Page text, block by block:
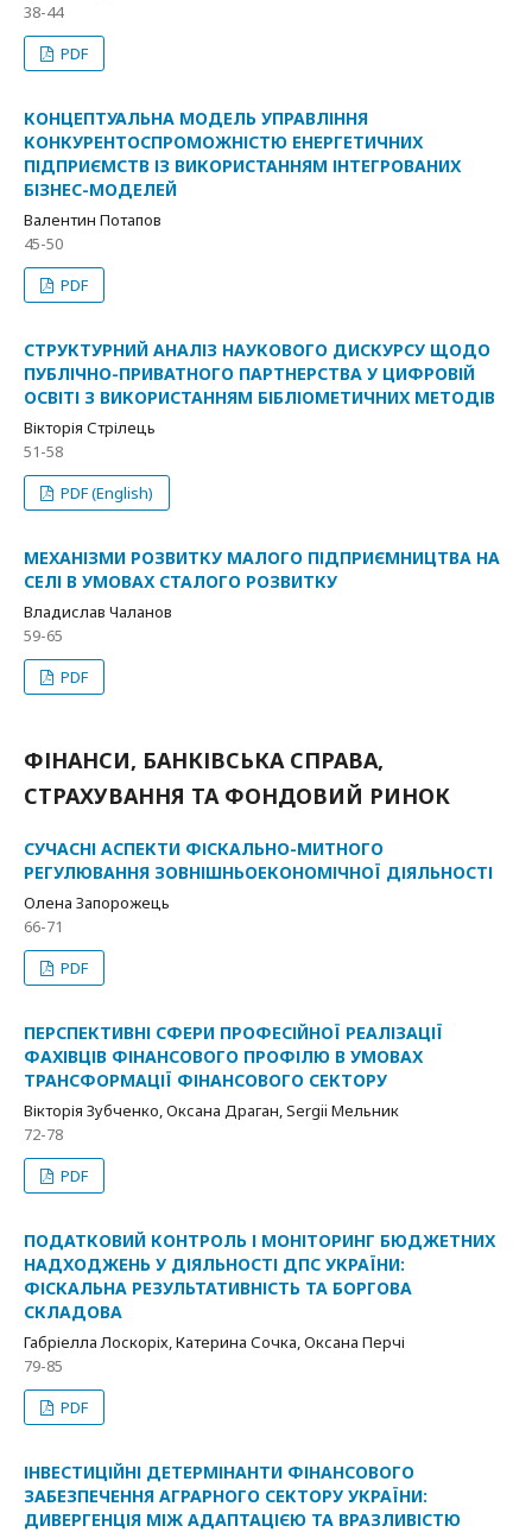
38-44
PDF
КОНЦЕПТУАЛЬНА МОДЕЛЬ УПРАВЛІННЯ
КОНКУРЕНТОСПРОМОЖНІСТЮ ЕНЕРГЕТИЧНИХ
ПІДПРИЄМСТВ ІЗ ВИКОРИСТАННЯМ ІНТЕГРОВАНИХ
БІЗНЕС-МОДЕЛЕЙ
Валентин Потапов
45-50
PDF
СТРУКТУРНИЙ АНАЛІЗ НАУКОВОГО ДИСКУРСУ ЩОДО
ПУБЛІЧНО-ПРИВАТНОГО ПАРТНЕРСТВА У ЦИФРОВІЙ
ОСВІТІ З ВИКОРИСТАННЯМ БІБЛІОМЕТИЧНИХ МЕТОДІВ
Вікторія Стрілець
51-58
PDF (English)
МЕХАНІЗМИ РОЗВИТКУ МАЛОГО ПІДПРИЄМНИЦТВА НА
СЕЛІ В УМОВАХ СТАЛОГО РОЗВИТКУ
Владислав Чаланов
59-65
PDF
ФІНАНСИ, БАНКІВСЬКА СПРАВА,
СТРАХУВАННЯ ТА ФОНДОВИЙ РИНОК
СУЧАСНІ АСПЕКТИ ФІСКАЛЬНО-МИТНОГО
РЕГУЛЮВАННЯ ЗОВНІШНЬОЕКОНОМІЧНОЇ ДІЯЛЬНОСТІ
Олена Запорожець
66-71
PDF
ПЕРСПЕКТИВНІ СФЕРИ ПРОФЕСІЙНОЇ РЕАЛІЗАЦІЇ
ФАХІВЦІВ ФІНАНСОВОГО ПРОФІЛЮ В УМОВАХ
ТРАНСФОРМАЦІЇ ФІНАНСОВОГО СЕКТОРУ
Вікторія Зубченко, Оксана Драган, Sergii Мельник
72-78
PDF
ПОДАТКОВИЙ КОНТРОЛЬ І МОНІТОРИНГ БЮДЖЕТНИХ
НАДХОДЖЕНЬ У ДІЯЛЬНОСТІ ДПС УКРАЇНИ:
ФІСКАЛЬНА РЕЗУЛЬТАТИВНІСТЬ ТА БОРГОВА
СКЛАДОВА
Габріелла Лоскоріх, Катерина Сочка, Оксана Перчі
79-85
PDF
ІНВЕСТИЦІЙНІ ДЕТЕРМІНАНТИ ФІНАНСОВОГО
ЗАБЕЗПЕЧЕННЯ АГРАРНОГО СЕКТОРУ УКРАЇНИ:
ДИВЕРГЕНЦІЯ МІЖ АДАПТАЦІЄЮ ТА ВРАЗЛИВІСТЮ